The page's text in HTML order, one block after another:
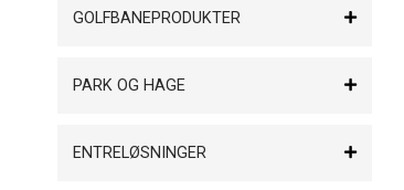
GOLFBANEPRODUKTER
PARK OG HAGE
ENTRELØSNINGER